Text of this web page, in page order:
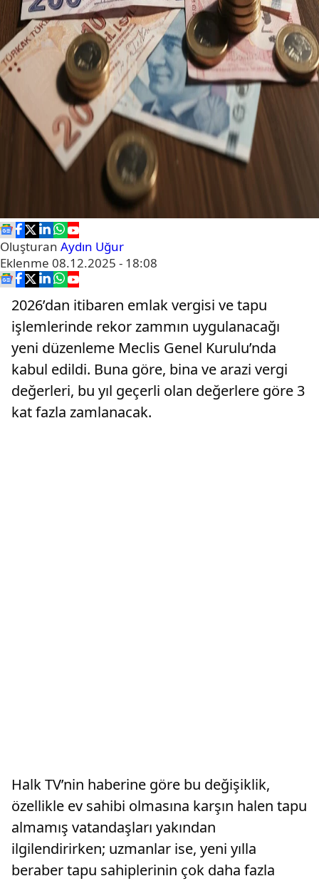
Oluşturan Aydın Uğur
Eklenme 08.12.2025 - 18:08
2026’dan itibaren emlak vergisi ve tapu
işlemlerinde rekor zammın uygulanacağı
yeni düzenleme Meclis Genel Kurulu’nda
kabul edildi. Buna göre, bina ve arazi vergi
değerleri, bu yıl geçerli olan değerlere göre 3
kat fazla zamlanacak.
Halk TV’nin haberine göre bu değişiklik,
özellikle ev sahibi olmasına karşın halen tapu
almamış vatandaşları yakından
ilgilendirirken; uzmanlar ise, yeni yılla
beraber tapu sahiplerinin çok daha fazla